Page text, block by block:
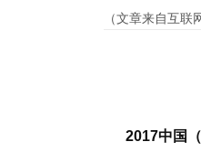
（文章来自互联
2017中国